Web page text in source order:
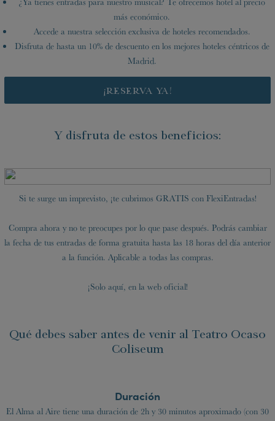
más económico.
Accede a nuestra selección exclusiva de hoteles recomendados.
Disfruta de hasta un 10% de descuento en los mejores hoteles céntricos de
Madrid.
¡RESERVA YA!
Y disfruta de estos beneficios:
Si te surge un imprevisto, ¡te cubrimos GRATIS con FlexiEntradas!
Compra ahora y no te preocupes por lo que pase después. Podrás cambiar
la fecha de tus entradas de forma gratuita hasta las 18 horas del día anterior
a la función. Aplicable a todas las compras.
¡Solo aquí, en la web oficial!
Qué debes saber antes de venir al Teatro Ocaso
Coliseum
Duración
El Alma al Aire tiene una duración de 2h y 30 minutos aproximado (con 30